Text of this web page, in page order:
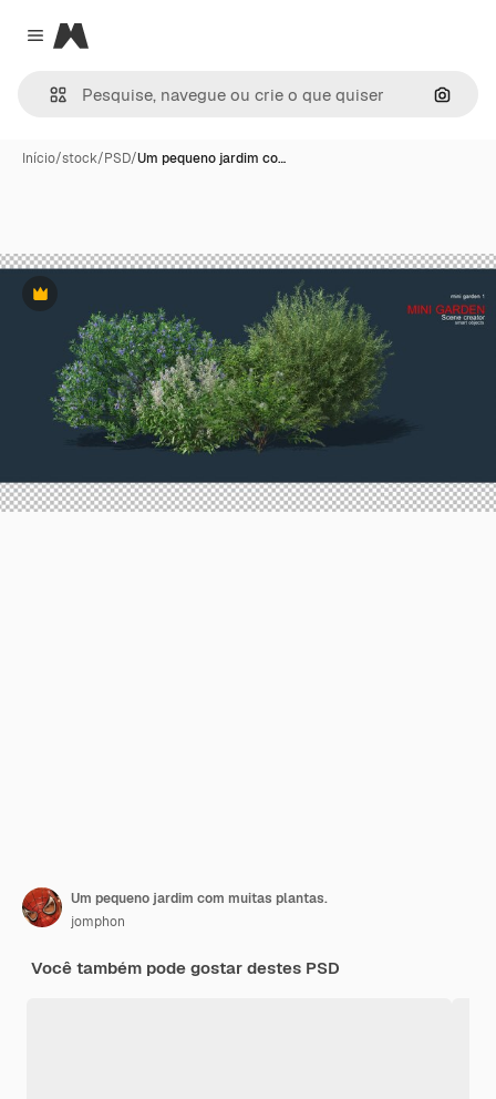
Close menu
Magnific
Início/stock/PSD/Um pequeno jardim co…
Premium
Um pequeno jardim com muitas plantas.
jomphon
Você também pode gostar destes PSD